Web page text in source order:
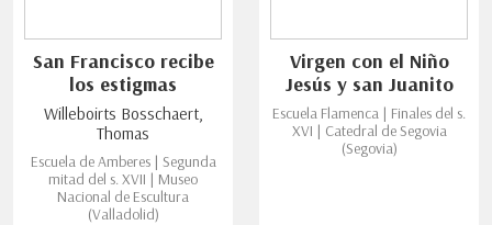
San Francisco recibe
los estigmas
Willeboirts Bosschaert,
Thomas
Escuela de Amberes | Segunda
mitad del s. XVII | Museo
Nacional de Escultura
(Valladolid)
Virgen con el Niño
Jesús y san Juanito
Escuela Flamenca | Finales del s.
XVI | Catedral de Segovia
(Segovia)